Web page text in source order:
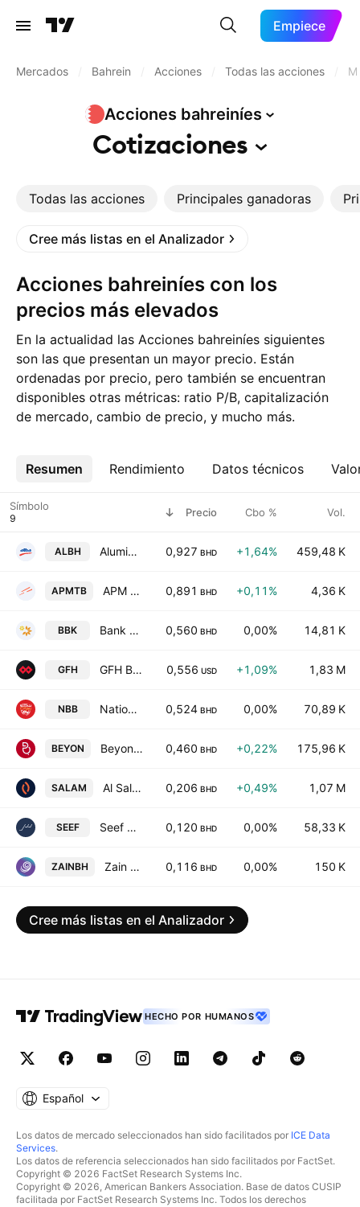
Empiece
Mercados Bahrein Acciones Todas las acciones
Acciones bahreiníes
Cotizaciones
Todas las acciones Principales ganadoras
Cree más listas en el Analizador
Acciones bahreiníes con los
precios más elevados
En la actualidad las Acciones bahreiníes siguientes
son las que presentan un mayor precio. Están
ordenadas por precio, pero también se encuentran
disponibles otras métricas: ratio P/B, capitalización
de mercado, cambio de precio, y mucho más.
Resumen Rendimiento Datos técnicos
Más
Símbolo Precio Cbo % Vol.
ALBH Aluminium Bahrain B.S.C 0,927 BHD +1,64% 459,48 K
APMTB APM Terminals Bahrain BSC 0,891 BHD +0,11% 4,36 K
BBK Bank of Bahrain and Kuwait B.S.C. 0,560 BHD 0,00% 14,81 K
GFH GFH Bank B.S.C. 0,556 USD +1,09% 1,83 M
NBB National Bank of Bahrain BSC 0,524 BHD 0,00% 70,89 K
BEYON Beyon B.S.C 0,460 BHD +0,22% 175,96 K
SALAM Al Salam Bank B.S.C. 0,206 BHD +0,49% 1,07 M
SEEF Seef Properties B.S.C 0,120 BHD 0,00% 58,33 K
ZAINBH Zain Bahrain BSC 0,116 BHD 0,00% 150 K
Cree más listas en el Analizador
HECHO POR HUMANOS
Español
Los datos de mercado seleccionados han sido facilitados por ICE Data
Services.
Los datos de referencia seleccionados han sido facilitados por FactSet.
Copyright © 2026 FactSet Research Systems Inc.
Copyright © 2026, American Bankers Association. Base de datos CUSIP
facilitada por FactSet Research Systems Inc. Todos los derechos